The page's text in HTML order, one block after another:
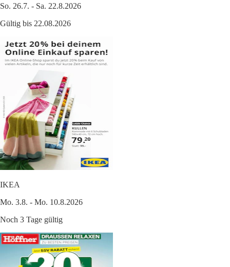
So. 26.7. - Sa. 22.8.2026
Gültig bis 22.08.2026
IKEA
Mo. 3.8. - Mo. 10.8.2026
Noch 3 Tage gültig